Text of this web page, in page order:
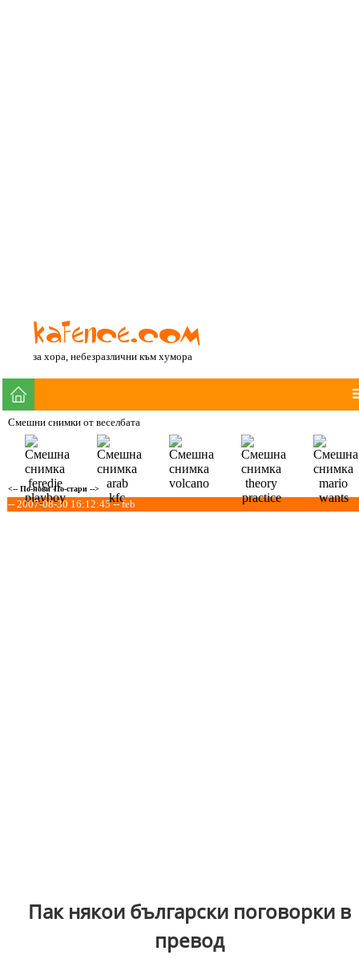
за хора, небезразлични към хумора
Смешни снимки от веселбата
<-- По-нови По-стари -->
-- 2007-08-30 16:12:45 -- feb
Пак някои български поговорки в
превод